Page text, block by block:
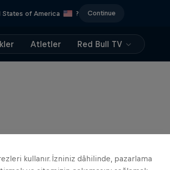
States of America ? Continue
Atletler Red Bull TV
kullanır. İzniniz dâhilinde, pazarlama